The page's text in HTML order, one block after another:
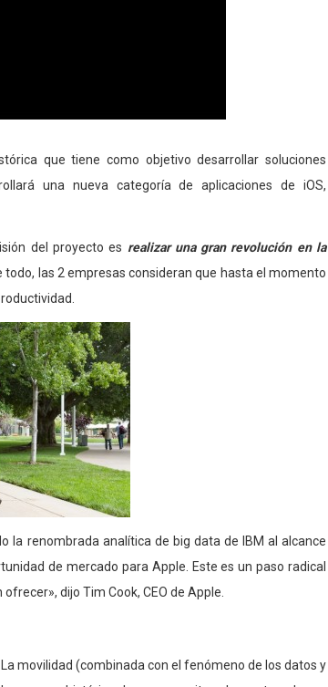
que tiene como objetivo desarrollar soluciones
una nueva categoría de aplicaciones de iOS,
del proyecto es realizar una gran revolución en la
todo, las 2 empresas consideran que hasta el momento
la renombrada analítica de big data de IBM al alcance
de mercado para Apple. Este es un paso radical
dijo Tim Cook, CEO de Apple.
movilidad (combinada con el fenómeno de los datos y